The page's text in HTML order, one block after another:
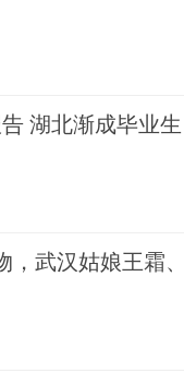
湖北渐成毕业生
武汉姑娘王霜、